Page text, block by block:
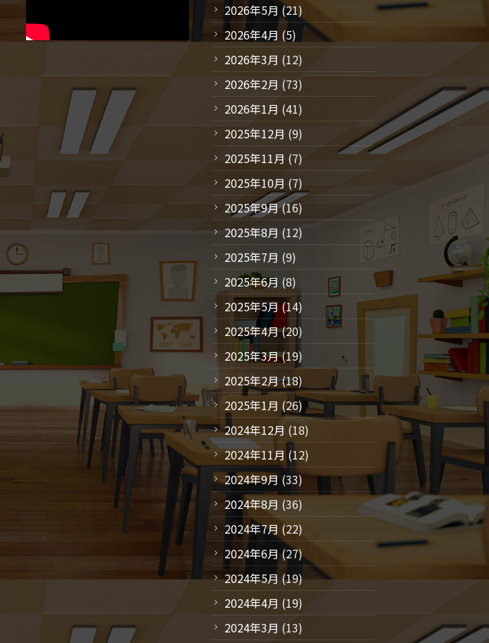
2026年5月 (21)
2026年4月 (5)
2026年3月 (12)
2026年2月 (73)
2026年1月 (41)
2025年12月 (9)
2025年11月 (7)
2025年10月 (7)
2025年9月(16)
2025年8月 (12)
2025年7月 (9)
2025年6月 (8)
2025年5月(14)
2025年4月(20)
2025年3月(19)
2025年2月(18)
2025年1月 (26)
2024年12月 (18)
2024年11月 (12)
2024年9月 (33)
2024年8月 (36)
2024年7月 (22)
2024年6月(27)
2024年5月 (19)
2024年4月 (19)
2024年3月 (13)